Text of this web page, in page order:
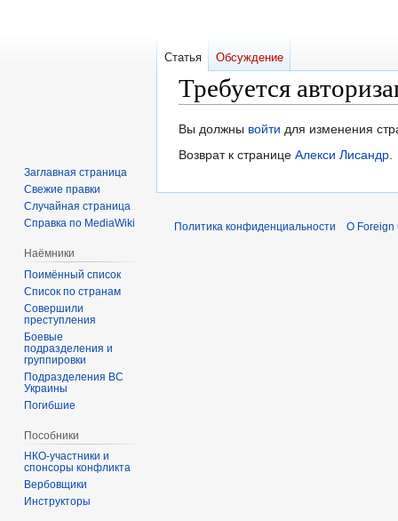
Требуется
Перейти
к
Перейти
к
Вы должны войти для изменения
Возврат к странице Алекси Лисандр.
Статья Обсуждение
Заглавная страница
Свежие правки
Случайная страница
Справка по MediaWiki
Наёмники
Поимённый список
Список по странам
Совершили
преступления
Боевые
подразделения и
группировки
Подразделения ВС
Украины
Погибшие
Пособники
спонсоры конфликта
‏‎Вербовщики
Инструкторы
Политика конфиденциальности О Foreign